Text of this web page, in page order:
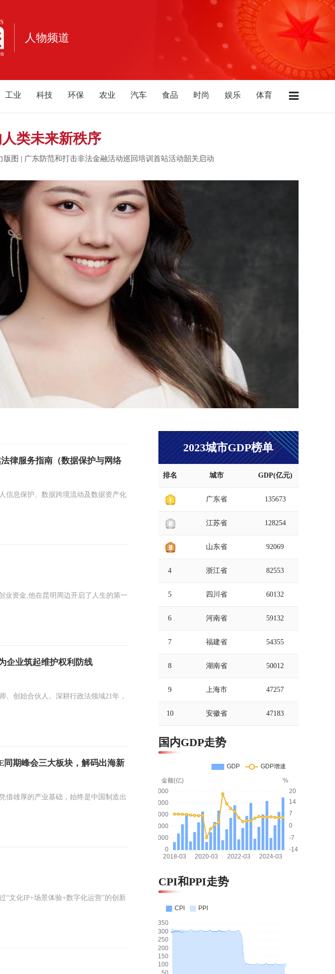
人物频道
工业 科技 环保 农业 汽车 食品 时尚 娱乐
体育
北京 甘肃 河南
类未来新秩序
版图 | 广东防范和打击非法金融活动巡回培训首站活动韶关启动
律服务指南（数据保护与网络
信息保护、数据跨境流动及数据资产化
企业筑起维护权利防线
、创始合伙人。深耕行政法领域21年，
期峰会三大板块，解码出海新
借雄厚的产业基础，始终是中国制造出
“文化IP+场景体验+数字化运营”的创新
2023城市GDP榜单
排名 城市 GDP(亿元)
广东省 135673
江苏省 128254
山东省 92069
4 浙江省 82553
5 四川省 60132
6 河南省 59132
7 福建省 54355
8 湖南省 50012
9 上海市 47257
10 安徽省 47183
国内GDP走势
CPI和PPI走势